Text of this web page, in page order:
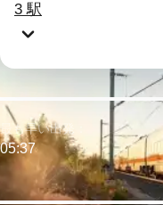
3 駅
最も早い出発：
05:37